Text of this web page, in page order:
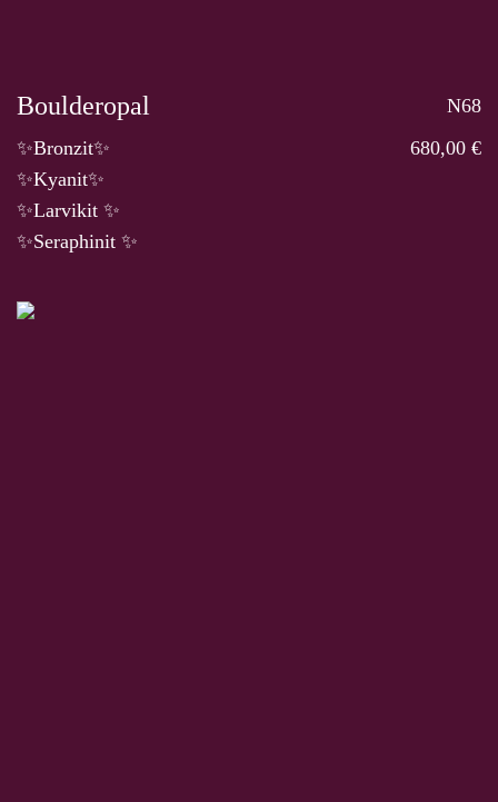
Boulderopal
N68
✨Bronzit✨
✨Kyanit✨
✨Larvikit ✨
✨Seraphinit ✨
680,00 €